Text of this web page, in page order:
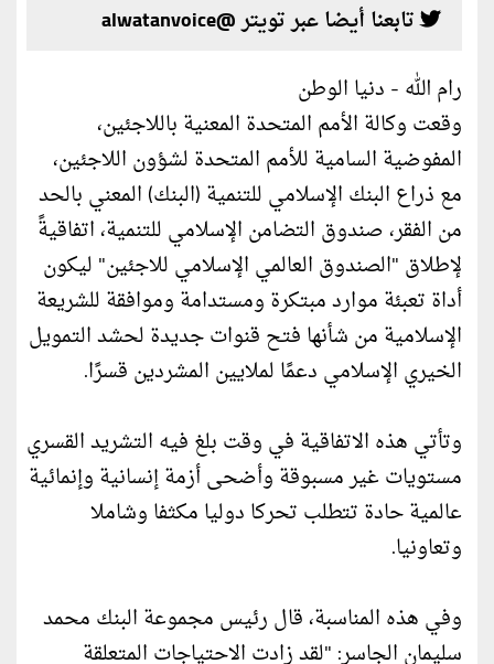
تابعنا أيضا عبر تويتر @alwatanvoice
رام الله - دنيا الوطن
وقعت وكالة الأمم المتحدة المعنية باللاجئين،
المفوضية السامية للأمم المتحدة لشؤون اللاجئين،
مع ذراع البنك الإسلامي للتنمية (البنك) المعني بالحد
من الفقر، صندوق التضامن الإسلامي للتنمية، اتفاقيةً
لإطلاق "الصندوق العالمي الإسلامي للاجئين" ليكون
أداة تعبئة موارد مبتكرة ومستدامة وموافقة للشريعة
الإسلامية من شأنها فتح قنوات جديدة لحشد التمويل
الخيري الإسلامي دعمًا لملايين المشردين قسرًا.
وتأتي هذه الاتفاقية في وقت بلغ فيه التشريد القسري
مستويات غير مسبوقة وأضحى أزمة إنسانية وإنمائية
عالمية حادة تتطلب تحركا دوليا مكثفا وشاملا
وتعاونيا.
وفي هذه المناسبة، قال رئيس مجموعة البنك محمد
سليمان الجاسر: "لقد زادت الاحتياجات المتعلقة